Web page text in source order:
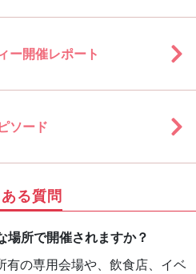
ー開催レポート
ソード
る質問
場所で開催されますか？
有の専用会場や、飲食店、イベ